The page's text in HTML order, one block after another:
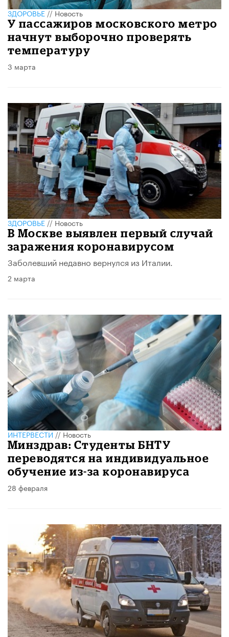
ЗДОРОВЬЕ//Новость
У пассажиров московского метро
начнут выборочно проверять
температуру
3 марта
ЗДОРОВЬЕ//Новость
В Москве выявлен первый случай
заражения коронавирусом
Заболевший недавно вернулся из Италии.
2 марта
ИНТЕРВЕСТИ//Новость
Минздрав: Студенты БНТУ
переводятся на индивидуальное
обучение из-за коронавируса
28 февраля